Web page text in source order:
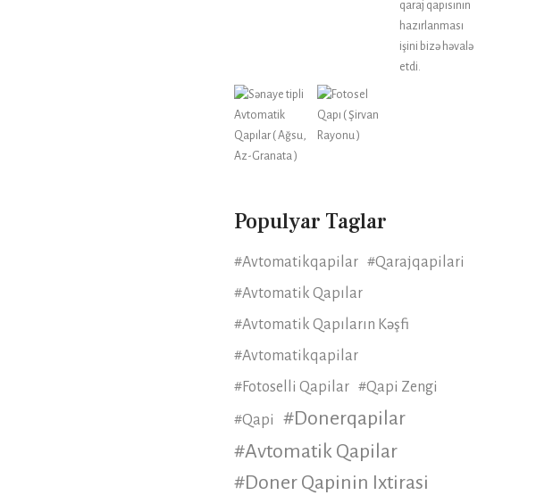
Populyar Taglar
#avtomatikqapilar #qarajqapilari
#Avtomatik Qapılar
#Avtomatik Qapıların Kəşfi
#avtomatikqapilar
#fotoselli Qapilar #qapi Zengi
#qapi
#donerqapilar
#avtomatik Qapilar
#doner Qapinin Ixtirasi